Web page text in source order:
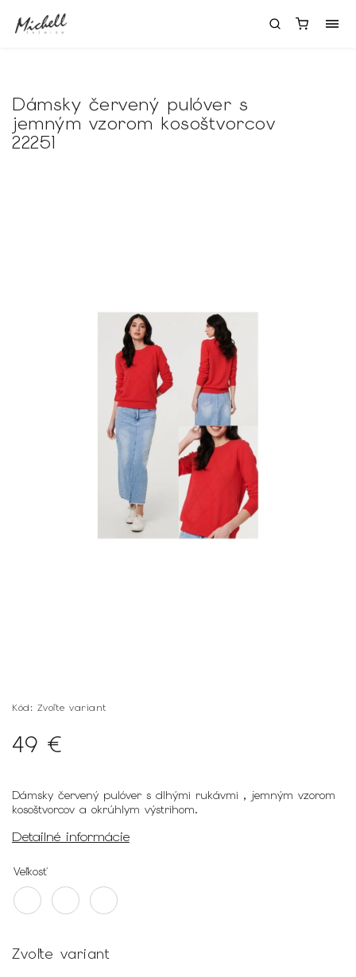
Dámsky červený pulóver s
jemným vzorom kosoštvorcov
22251
Kód: Zvoľte variant
49 €
Dámsky červený pulóver s dlhými rukávmi , jemným vzorom
kosoštvorcov a okrúhlym výstrihom.
Detailné informácie
Veľkosť
Zvoľte variant